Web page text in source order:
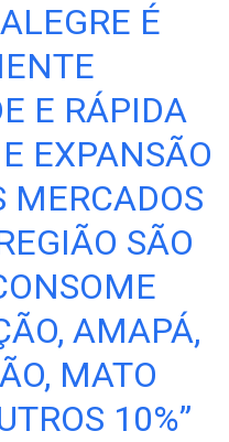
É
E RÁPIDA
EXPANSÃO
MERCADOS
SÃO
AMAPÁ,
MATO
10%”